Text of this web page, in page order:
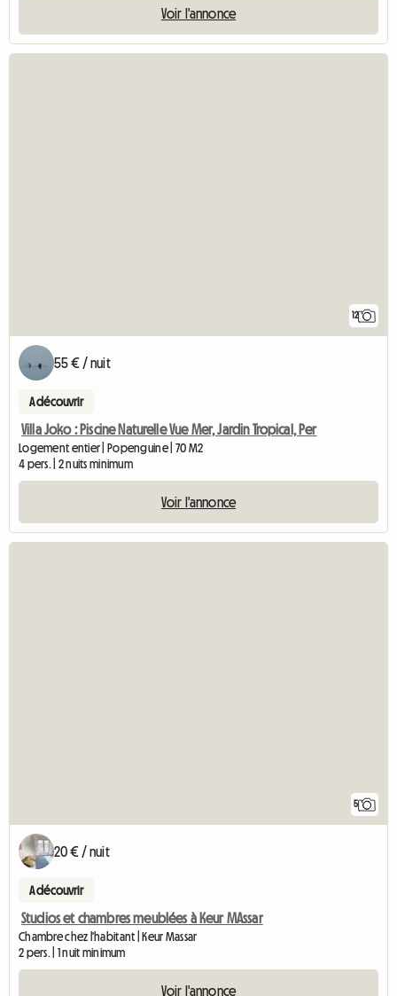
Voir l'annonce
12
55 € / nuit
A découvrir
Villa Joko : Piscine Naturelle Vue Mer, Jardin Tropical, Per
Logement entier | Popenguine | 70 M2
4 pers. | 2 nuits minimum
Voir l'annonce
5
20 € / nuit
A découvrir
Studios et chambres meublées à Keur MAssar
Chambre chez l'habitant | Keur Massar
2 pers. | 1 nuit minimum
Voir l'annonce